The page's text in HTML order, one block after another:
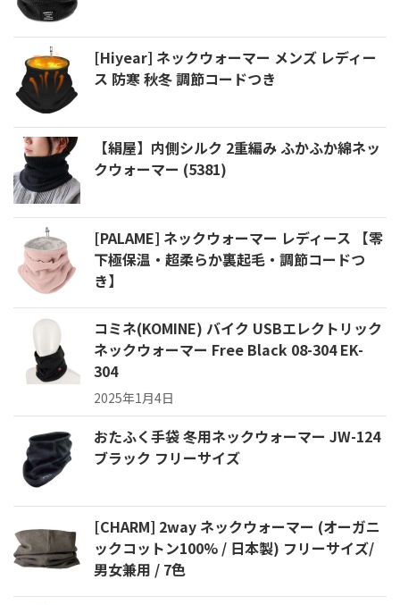
[Hiyear] ネックウォーマー メンズ レディー
ス 防寒 秋冬 調節コードつき
【絹屋】内側シルク 2重編み ふかふか綿ネッ
クウォーマー (5381)
[PALAME] ネックウォーマー レディース 【零
下極保温・超柔らか裏起毛・調節コードつ
き】
コミネ(KOMINE) バイク USBエレクトリック
ネックウォーマー Free Black 08-304 EK-
304
2025年1月4日
おたふく手袋 冬用ネックウォーマー JW-124
ブラック フリーサイズ
[CHARM] 2way ネックウォーマー (オーガニ
ックコットン100% / 日本製) フリーサイズ/
男女兼用 / 7色